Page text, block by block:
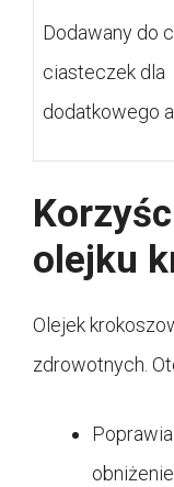
Dodawany do
ciasteczek dla
dodatkowego
olejku
Olejek
zdrowotnych.